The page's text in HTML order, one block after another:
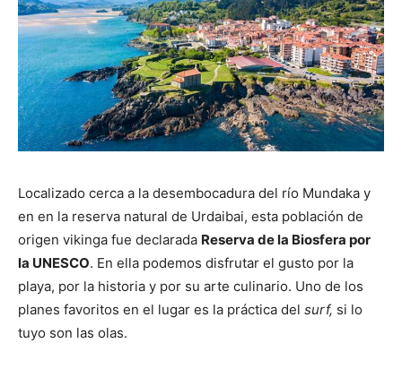
Localizado cerca a la desembocadura del río Mundaka y
en en la reserva natural de Urdaibai, esta población de
origen vikinga fue declarada Reserva de la Biosfera por
la UNESCO. En ella podemos disfrutar el gusto por la
playa, por la historia y por su arte culinario. Uno de los
planes favoritos en el lugar es la práctica del surf, si lo
tuyo son las olas.